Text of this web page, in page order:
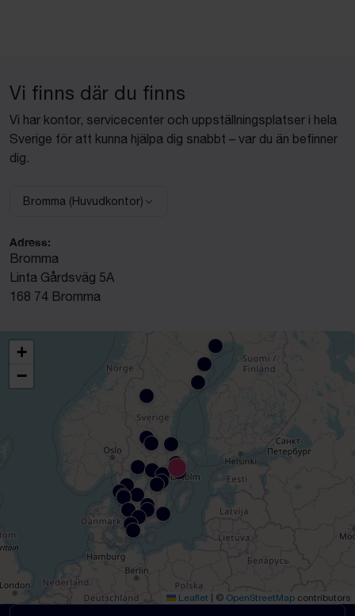
Vi finns där du finns
Vi har kontor, servicecenter och uppställningsplatser i hela
Sverige för att kunna hjälpa dig snabbt – var du än befinner
dig.
Välj anläggning:
Bromma (Huvudkontor)
Adress:
Bromma
Linta Gårdsväg 5A
168 74 Bromma
+
−
Leaflet © OpenStreetMap contributors